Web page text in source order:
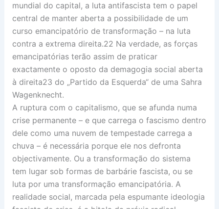
mundial do capital, a luta antifascista tem o papel
central de manter aberta a possibilidade de um
curso emancipatório de transformação – na luta
contra a extrema direita.22 Na verdade, as forças
emancipatórias terão assim de praticar
exactamente o oposto da demagogia social aberta
à direita23 do „Partido da Esquerda“ de uma Sahra
Wagenknecht.
A ruptura com o capitalismo, que se afunda numa
crise permanente – e que carrega o fascismo dentro
dele como uma nuvem de tempestade carrega a
chuva – é necessária porque ele nos defronta
objectivamente. Ou a transformação do sistema
tem lugar sob formas de barbárie fascista, ou se
luta por uma transformação emancipatória. A
realidade social, marcada pela espumante ideologia